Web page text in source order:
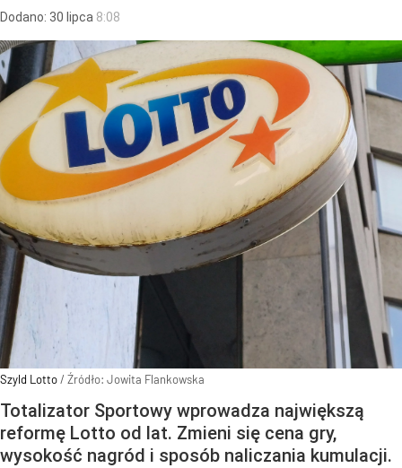
Dodano: 30 lipca 8:08
Szyld Lotto/ Źródło: Jowita Flankowska
Totalizator Sportowy wprowadza największą
reformę Lotto od lat. Zmieni się cena gry,
wysokość nagród i sposób naliczania kumulacji.